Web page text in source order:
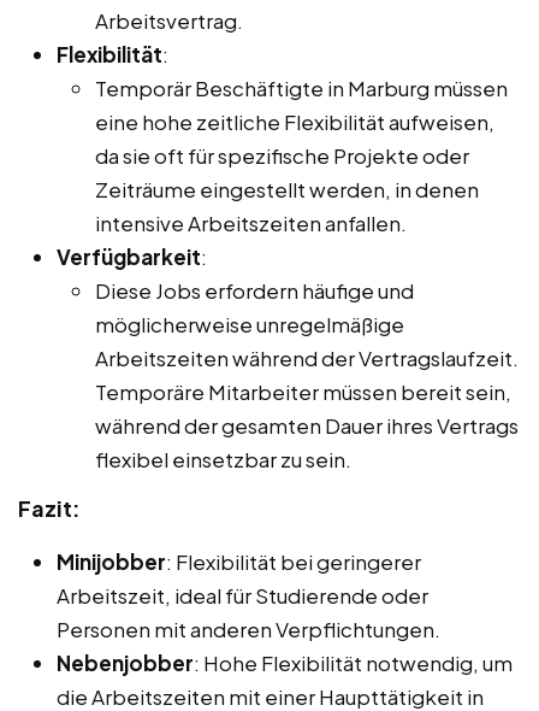
Arbeitsvertrag.
Flexibilität:
Temporär Beschäftigte in Marburg müssen
eine hohe zeitliche Flexibilität aufweisen,
da sie oft für spezifische Projekte oder
Zeiträume eingestellt werden, in denen
intensive Arbeitszeiten anfallen.
Verfügbarkeit:
Diese Jobs erfordern häufige und
möglicherweise unregelmäßige
Arbeitszeiten während der Vertragslaufzeit.
Temporäre Mitarbeiter müssen bereit sein,
während der gesamten Dauer ihres Vertrags
flexibel einsetzbar zu sein.
Fazit:
Minijobber: Flexibilität bei geringerer
Arbeitszeit, ideal für Studierende oder
Personen mit anderen Verpflichtungen.
Nebenjobber: Hohe Flexibilität notwendig, um
die Arbeitszeiten mit einer Haupttätigkeit in